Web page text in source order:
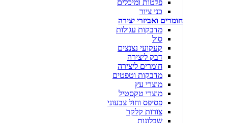
פלטות ומיכלים
כני ציור
חומרים ואביזרי יצירה
מדבקות עגולות
סול
קעקועי נצנצים
דבק ליצירה
חומרים ליצירה
מדבקות וטפטים
מוצרי עץ
מוצרי טקסטיל
פסיפס וחול צבעוני
צורות קלקר
שבלונות